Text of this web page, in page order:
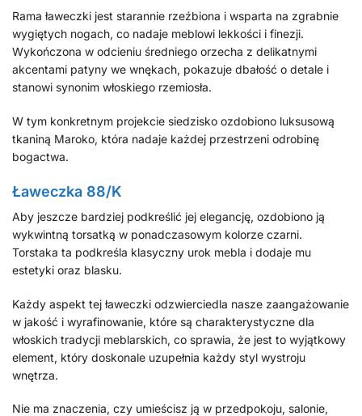
Rama ławeczki jest starannie rzeźbiona i wsparta na zgrabnie
wygiętych nogach, co nadaje meblowi lekkości i finezji.
Wykończona w odcieniu średniego orzecha z delikatnymi
akcentami patyny we wnękach, pokazuje dbałość o detale i
stanowi synonim włoskiego rzemiosła.
W tym konkretnym projekcie siedzisko ozdobiono luksusową
tkaniną Maroko, która nadaje każdej przestrzeni odrobinę
bogactwa.
Ławeczka 88/K
Aby jeszcze bardziej podkreślić jej elegancję, ozdobiono ją
wykwintną torsatką w ponadczasowym kolorze czarni.
Torstaka ta podkreśla klasyczny urok mebla i dodaje mu
estetyki oraz blasku.
Każdy aspekt tej ławeczki odzwierciedla nasze zaangażowanie
w jakość i wyrafinowanie, które są charakterystyczne dla
włoskich tradycji meblarskich, co sprawia, że jest to wyjątkowy
element, który doskonale uzupełnia każdy styl wystroju
wnętrza.
Nie ma znaczenia, czy umieścisz ją w przedpokoju, salonie,